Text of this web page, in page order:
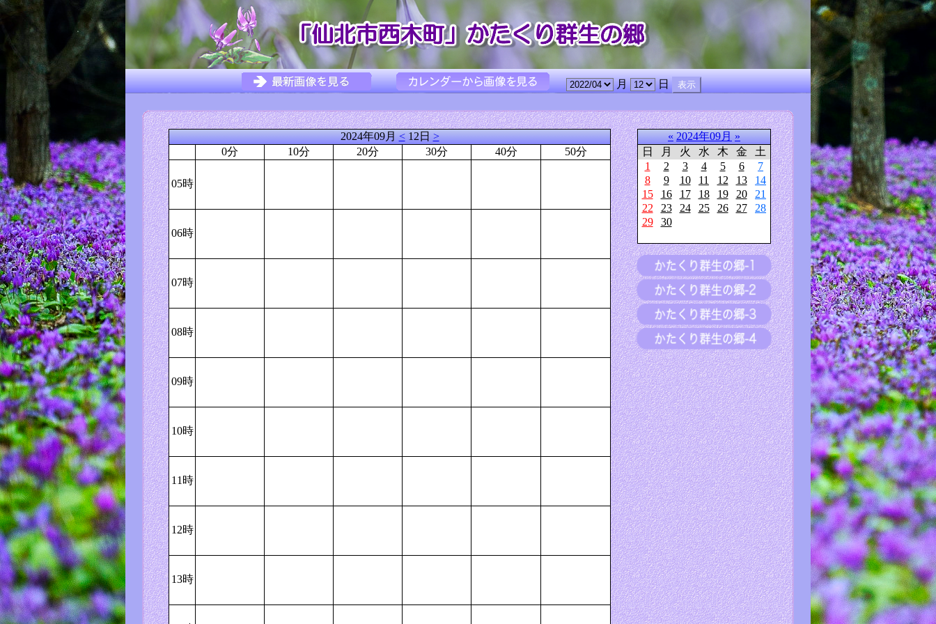
月 日
2024年09月<12日>
0分
10分 20分 30分 40分 50分
05時
06時
07時
08時
09時
10時
11時
12時
13時
« 2024年09月 »
日
月 火 水 木 金
土
1
2 3 4 5 6
7
8
9 10 11 12 13
14
15
16 17 18 19 20
21
22
23 24 25 26 27
28
29
30